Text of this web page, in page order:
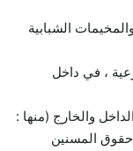
الشبابية
، في داخل
والخارج (منها :
حقوق المسنين